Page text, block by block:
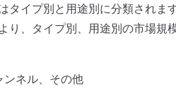
タイプ別と用途別に分類されま
り、タイプ別、用途別の市場規
ンネル、その他